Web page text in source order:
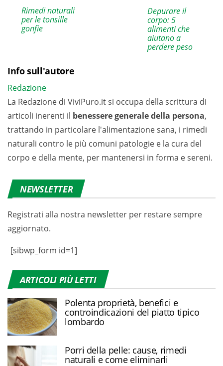
Rimedi naturali
per le tonsille
gonfie
Depurare il
corpo: 5
alimenti che
aiutano a
perdere peso
Info sull'autore
Redazione
La Redazione di ViviPuro.it si occupa della scrittura di
articoli inerenti il benessere generale della persona,
trattando in particolare l'alimentazione sana, i rimedi
naturali contro le più comuni patologie e la cura del
corpo e della mente, per mantenersi in forma e sereni.
NEWSLETTER
Registrati alla nostra newsletter per restare sempre
aggiornato.
[sibwp_form id=1]
ARTICOLI PIÙ LETTI
Polenta proprietà, benefici e
controindicazioni del piatto tipico
lombardo
Porri della pelle: cause, rimedi
naturali e come eliminarli